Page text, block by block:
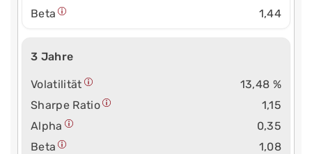
Beta
1,44
3 Jahre
Volatilität
13,48 %
Sharpe Ratio
1,15
Alpha
0,35
Beta
1,08